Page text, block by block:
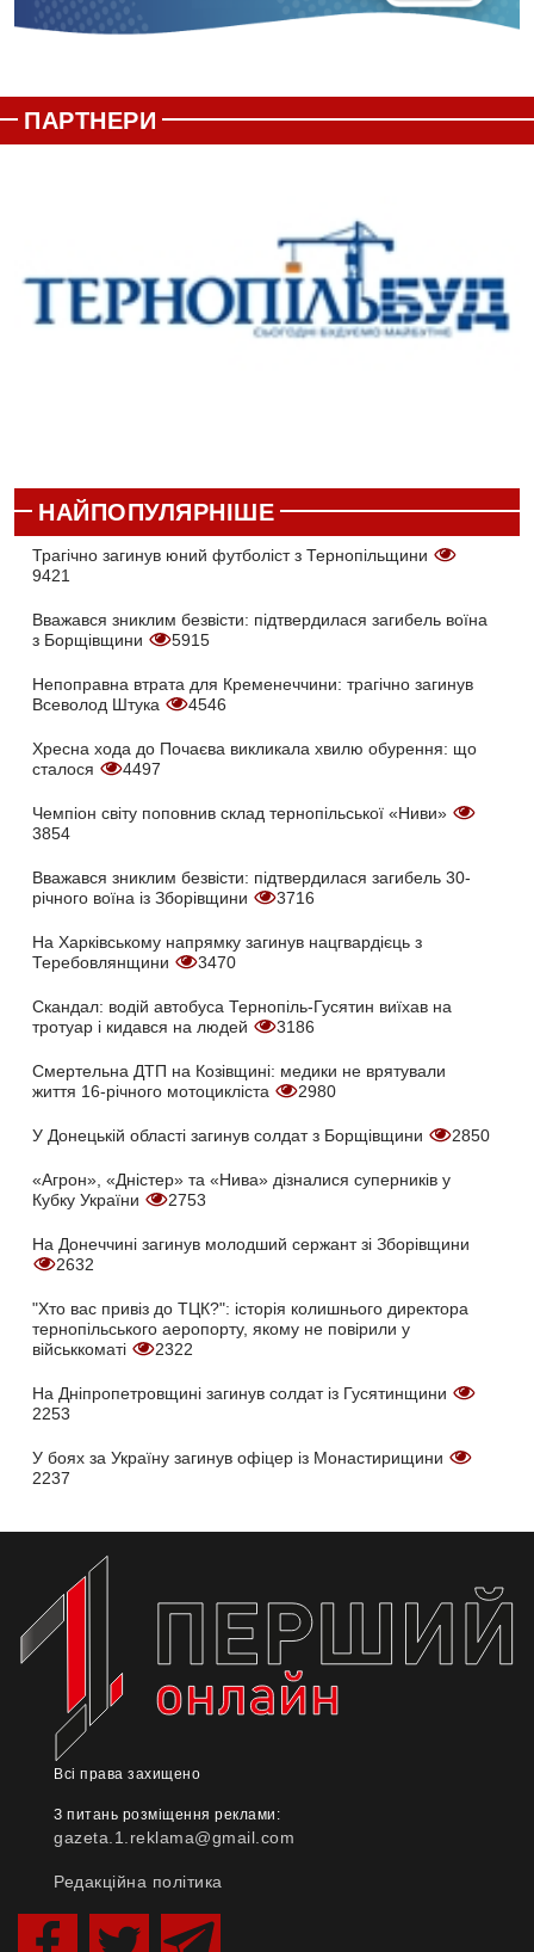
ПАРТНЕРИ
НАЙПОПУЛЯРНІШЕ
Трагічно загинув юний футболіст з Тернопільщини
9421
Вважався зниклим безвісти: підтвердилася загибель воїна
з Борщівщини
5915
Непоправна втрата для Кременеччини: трагічно загинув
Всеволод Штука
4546
Хресна хода до Почаєва викликала хвилю обурення: що
сталося
4497
Чемпіон світу поповнив склад тернопільської «Ниви»
3854
Вважався зниклим безвісти: підтвердилася загибель 30-
річного воїна із Зборівщини
3716
На Харківському напрямку загинув нацгвардієць з
Теребовлянщини
3470
Скандал: водій автобуса Тернопіль-Гусятин виїхав на
тротуар і кидався на людей
3186
Смертельна ДТП на Козівщині: медики не врятували
життя 16-річного мотоцикліста
2980
У Донецькій області загинув солдат з Борщівщини 2850
«Агрон», «Дністер» та «Нива» дізналися суперників у
Кубку України
2753
На Донеччині загинув молодший сержант зі Зборівщини
2632
"Хто вас привіз до ТЦК?": історія колишнього директора
тернопільського аеропорту, якому не повірили у
військкоматі
2322
На Дніпропетровщині загинув солдат із Гусятинщини
2253
У боях за Україну загинув офіцер із Монастирищини
2237
Всі права захищено
З питань розміщення реклами:
gazeta.1.reklama@gmail.com
Редакційна політика